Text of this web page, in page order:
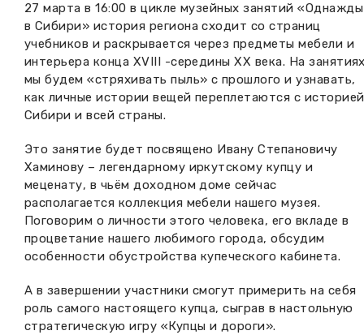
Научные издания
Новости
Прейскурант
Партнеры
Дирекция
Научно-фондовый отдел
Мемориальный дом А.М. Тюрюмина
Отчетность
Профессиональные мероприятия
27 марта в 16:00 в цикле музейных занятий «Однажды
в Сибири» история региона сходит со страниц
учебников и раскрывается через предметы мебели и
интерьера конца XVIII -середины XX века. На
мы будем «стряхивать пыль» с прошлого и узнавать,
как личные истории вещей переплетаются с историей
Сибири и всей страны.
Это занятие будет посвящено Ивану Степановичу
Хаминову – легендарному иркутскому купцу и
меценату, в чьём доходном доме сейчас
располагается коллекция мебели нашего музея.
Поговорим о личности этого человека, его вкладе в
процветание нашего любимого города, обсудим
особенности обустройства купеческого кабинета.
А в завершении участники смогут примерить на себя
роль самого настоящего купца, сыграв в настольную
стратегическую игру «Купцы и дороги».